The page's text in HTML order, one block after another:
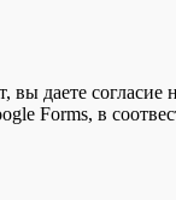
вы даете
Forms, в